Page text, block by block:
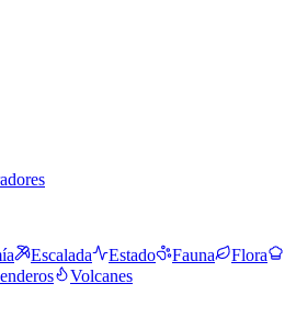
Escalada Estado Fauna
Flora
Volcanes